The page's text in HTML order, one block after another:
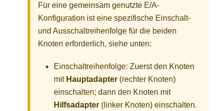
Für eine gemeinsam genutzte E/A-
Konfiguration ist eine spezifische Einschalt-
und Ausschaltreihenfolge für die beiden
Knoten erforderlich, siehe unten:
Einschaltreihenfolge: Zuerst den Knoten
mit Hauptadapter (rechter Knoten)
einschalten; dann den Knoten mit
Hilfsadapter (linker Knoten) einschalten.